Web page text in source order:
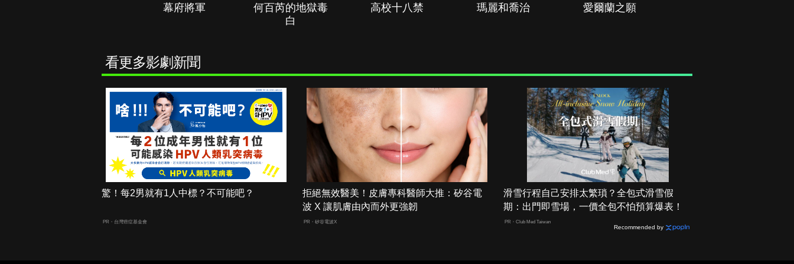
幕府將軍
何百芮的地獄毒
白
高校十八禁 瑪麗和喬治 愛爾蘭之願
看更多影劇新聞
驚！每2男就有1人中標？不可能吧？
PR・台灣癌症基金會
拒絕無效醫美！皮膚專科醫師大推：矽谷電
波 X 讓肌膚由內而外更強韌
PR・矽谷電波X
滑雪行程自己安排太繁瑣？全包式滑雪假
期：出門即雪場，一價全包不怕預算爆表！
PR・Club Med Taiwan
Recommended by